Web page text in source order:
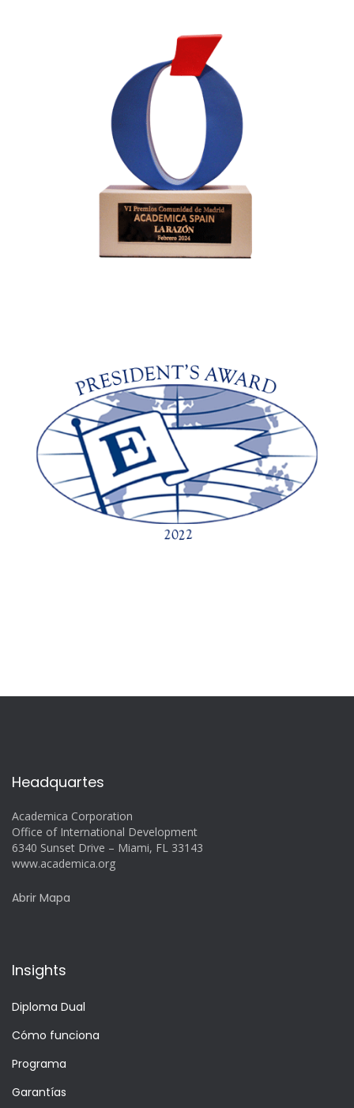
Headquartes
Academica Corporation
Office of International Development
6340 Sunset Drive – Miami, FL 33143
www.academica.org
Abrir Mapa
Insights
Diploma Dual
Cómo funciona
Programa
Garantías